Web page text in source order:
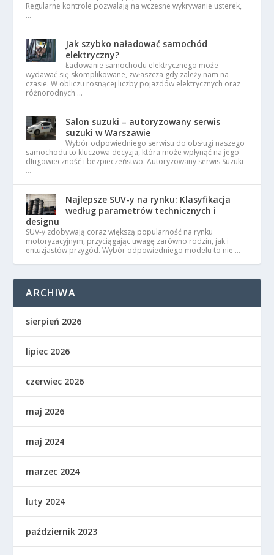
Regularne kontrole pozwalają na wczesne wykrywanie usterek,
…
Jak szybko naładować samochód
elektryczny?
Ładowanie samochodu elektrycznego może
wydawać się skomplikowane, zwłaszcza gdy zależy nam na
czasie. W obliczu rosnącej liczby pojazdów elektrycznych oraz
różnorodnych …
Salon suzuki – autoryzowany serwis
suzuki w Warszawie
Wybór odpowiedniego serwisu do obsługi naszego
samochodu to kluczowa decyzja, która może wpłynąć na jego
długowieczność i bezpieczeństwo. Autoryzowany serwis Suzuki
…
Najlepsze SUV-y na rynku: Klasyfikacja
według parametrów technicznych i
designu
SUV-y zdobywają coraz większą popularność na rynku
motoryzacyjnym, przyciągając uwagę zarówno rodzin, jak i
entuzjastów przygód. Wybór odpowiedniego modelu to nie …
ARCHIWA
sierpień 2026
lipiec 2026
czerwiec 2026
maj 2026
maj 2024
marzec 2024
luty 2024
październik 2023